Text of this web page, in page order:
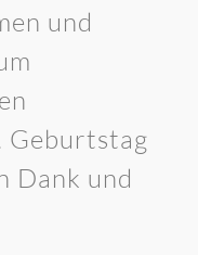
und
Geburtstag
Dank und